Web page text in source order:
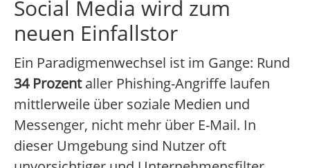
Social Media wird zum
neuen Einfallstor
Ein Paradigmenwechsel ist im Gange: Rund
34 Prozentaller Phishing-Angriffe laufen
mittlerweile über soziale Medien und
Messenger, nicht mehr über E-Mail. In
dieser Umgebung sind Nutzer oft